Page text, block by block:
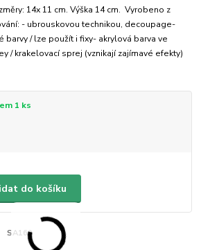
14x 11 cm. Výška 14 cm. Vyrobeno z
- ubrouskovou technikou, decoupage-
/ lze použít i fixy- akrylová barva ve
/ krakelovací sprej (vznikají zajímavé efekty)
1 ks
do košíku
SA169